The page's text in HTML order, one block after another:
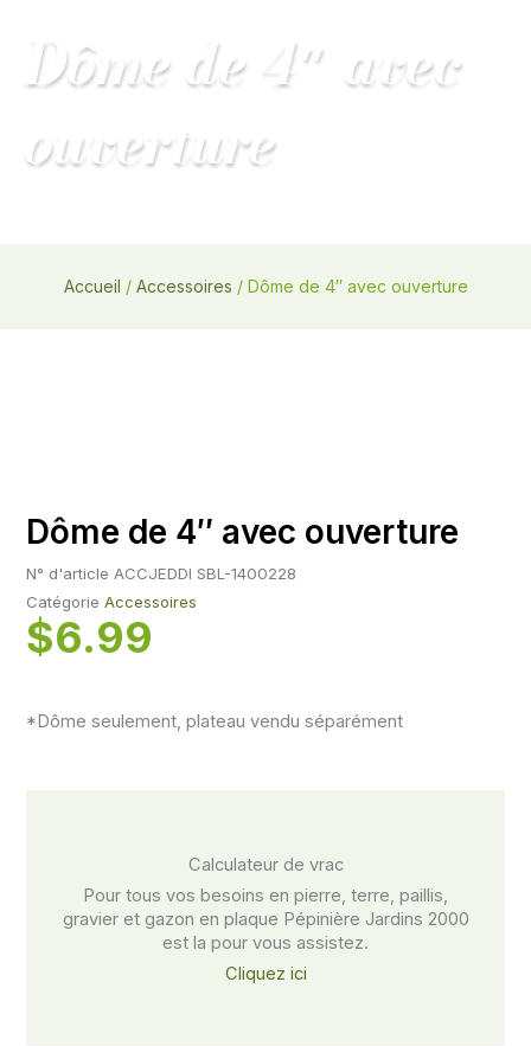
Menu
Dôme de 4″ avec
ouverture
Accueil / Accessoires / Dôme de 4″ avec ouverture
Dôme de 4″ avec ouverture
N° d'article ACCJEDDI SBL-1400228
Catégorie Accessoires
$6.99
*Dôme seulement, plateau vendu séparément
Calculateur de vrac​
Pour tous vos besoins en pierre, terre, paillis,
gravier et gazon en plaque Pépinière Jardins 2000
est la pour vous assistez.
Cliquez ici